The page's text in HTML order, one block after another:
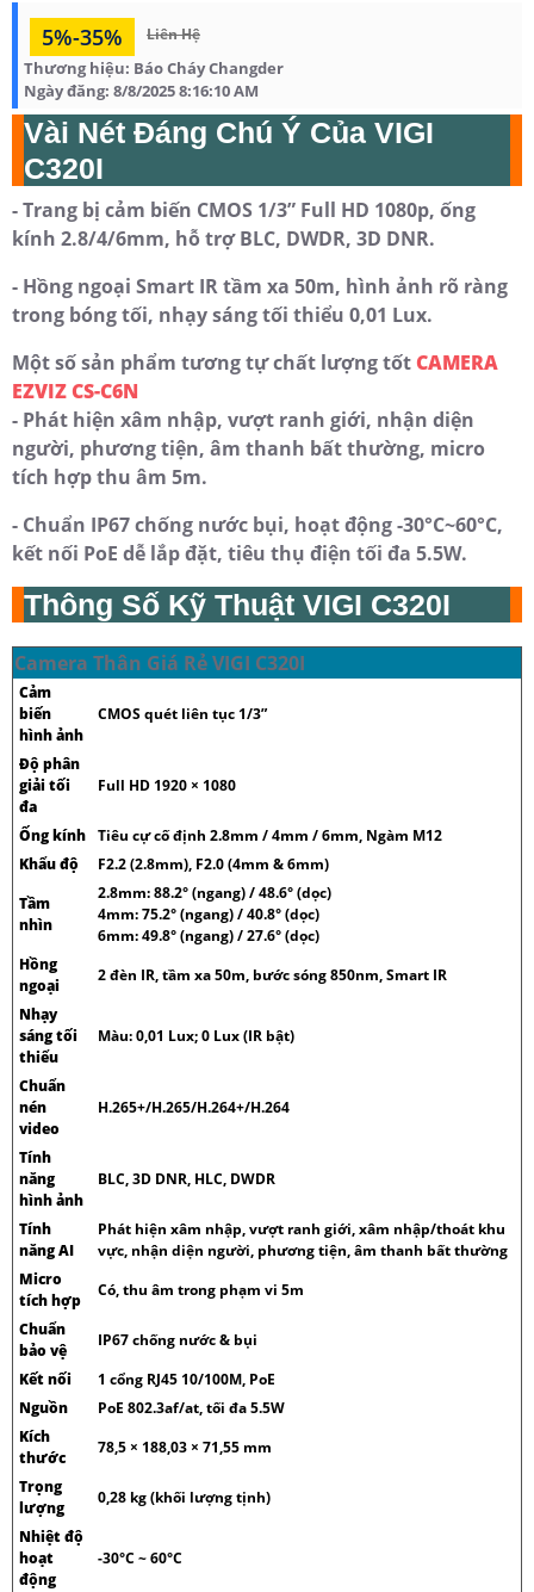
5%-35% Liên Hệ
Thương hiệu: Báo Cháy Changder
Ngày đăng: 8/8/2025 8:16:10 AM
Vài Nét Đáng Chú Ý Của VIGI
C320I
- Trang bị cảm biến CMOS 1/3” Full HD 1080p, ống
kính 2.8/4/6mm, hỗ trợ BLC, DWDR, 3D DNR.
- Hồng ngoại Smart IR tầm xa 50m, hình ảnh rõ ràng
trong bóng tối, nhạy sáng tối thiểu 0,01 Lux.
Một số sản phẩm tương tự chất lượng tốtCAMERA
EZVIZ CS-C6N
- Phát hiện xâm nhập, vượt ranh giới, nhận diện
người, phương tiện, âm thanh bất thường, micro
tích hợp thu âm 5m.
- Chuẩn IP67 chống nước bụi, hoạt động -30°C~60°C,
kết nối PoE dễ lắp đặt, tiêu thụ điện tối đa 5.5W.
Thông Số Kỹ Thuật VIGI C320I
Camera Thân Giá Rẻ VIGI C320I
Cảm
biến
hình ảnh
CMOS quét liên tục 1/3”
Độ phân
giải tối
đa
Full HD 1920 × 1080
Ống kính Tiêu cự cố định 2.8mm / 4mm / 6mm, Ngàm M12
Khẩu độ
F2.2 (2.8mm), F2.0 (4mm & 6mm)
Tầm
nhìn
2.8mm: 88.2° (ngang) / 48.6° (dọc)
4mm: 75.2° (ngang) / 40.8° (dọc)
6mm: 49.8° (ngang) / 27.6° (dọc)
Hồng
ngoại
2 đèn IR, tầm xa 50m, bước sóng 850nm, Smart IR
Nhạy
sáng tối
thiểu
Màu: 0,01 Lux; 0 Lux (IR bật)
Chuẩn
nén
video
H.265+/H.265/H.264+/H.264
Tính
năng
hình ảnh
BLC, 3D DNR, HLC, DWDR
Tính
năng AI
Phát hiện xâm nhập, vượt ranh giới, xâm nhập/thoát khu
vực, nhận diện người, phương tiện, âm thanh bất thường
Micro
tích hợp
Có, thu âm trong phạm vi 5m
Chuẩn
bảo vệ
IP67 chống nước & bụi
Kết nối
1 cổng RJ45 10/100M, PoE
Nguồn
PoE 802.3af/at, tối đa 5.5W
Kích
thước
78,5 × 188,03 × 71,55 mm
Trọng
lượng
0,28 kg (khối lượng tịnh)
Nhiệt độ
hoạt
động
-30°C ~ 60°C